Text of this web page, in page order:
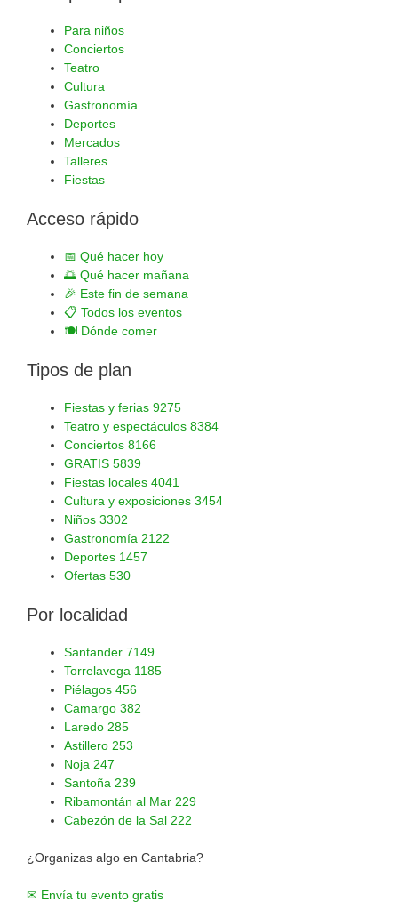
Para niños
Conciertos
Teatro
Cultura
Gastronomía
Deportes
Mercados
Talleres
Fiestas
Acceso rápido
📅 Qué hacer hoy
🌅 Qué hacer mañana
🎉 Este fin de semana
📋 Todos los eventos
🍽️ Dónde comer
Tipos de plan
Fiestas y ferias 9275
Teatro y espectáculos 8384
Conciertos 8166
GRATIS 5839
Fiestas locales 4041
Cultura y exposiciones 3454
Niños 3302
Gastronomía 2122
Deportes 1457
Ofertas 530
Por localidad
Santander 7149
Torrelavega 1185
Piélagos 456
Camargo 382
Laredo 285
Astillero 253
Noja 247
Santoña 239
Ribamontán al Mar 229
Cabezón de la Sal 222
¿Organizas algo en Cantabria?
✉ Envía tu evento gratis